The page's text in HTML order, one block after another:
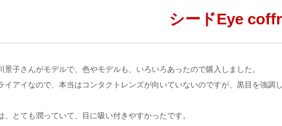
シードEye
景子さんがモデルで、色やモデルも、いろいろあったので購入しました。
イアイなので、本当はコンタクトレンズが向いていないのですが、黒目を強
、とても潤っていて、目に吸い付きやすかったです。